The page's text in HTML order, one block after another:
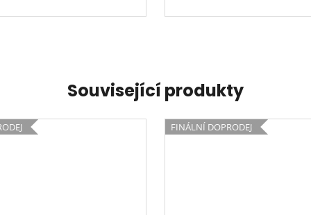
Související produkty
FINÁLNÍ DOPRODEJ